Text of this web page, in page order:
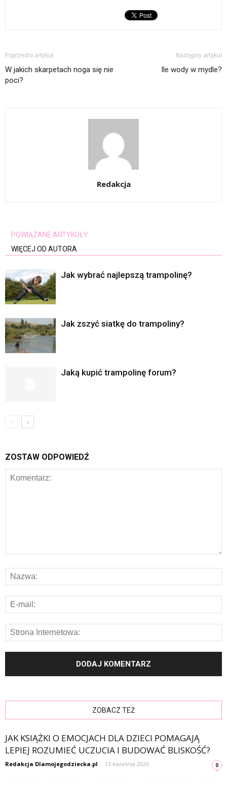
Poprzedni artykuł
W jakich skarpetach noga się nie
poci?
Następny artykuł
Ile wody w mydle?
Redakcja
POWIĄZANE ARTYKUŁY
WIĘCEJ OD AUTORA
Jak wybrać najlepszą trampolinę?
Jak zszyć siatkę do trampoliny?
Jaką kupić trampolinę forum?
ZOSTAW ODPOWIEDŹ
ZOBACZ TEŻ
JAK KSIĄŻKI O EMOCJACH DLA DZIECI POMAGAJĄ
LEPIEJ ROZUMIEĆ UCZUCIA I BUDOWAĆ BLISKOŚĆ?
Redakcja Dlamojegodziecka.pl - 13 kwietnia 2026 0